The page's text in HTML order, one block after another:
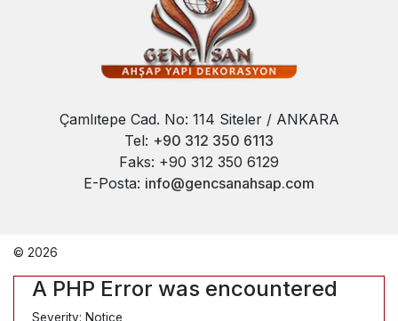
Çamlıtepe Cad. No: 114 Siteler / ANKARA
Tel: +90 312 350 6113
Faks: +90 312 350 6129
E-Posta: info@gencsanahsap.com
© 2026
A PHP Error was encountered
Severity: Notice